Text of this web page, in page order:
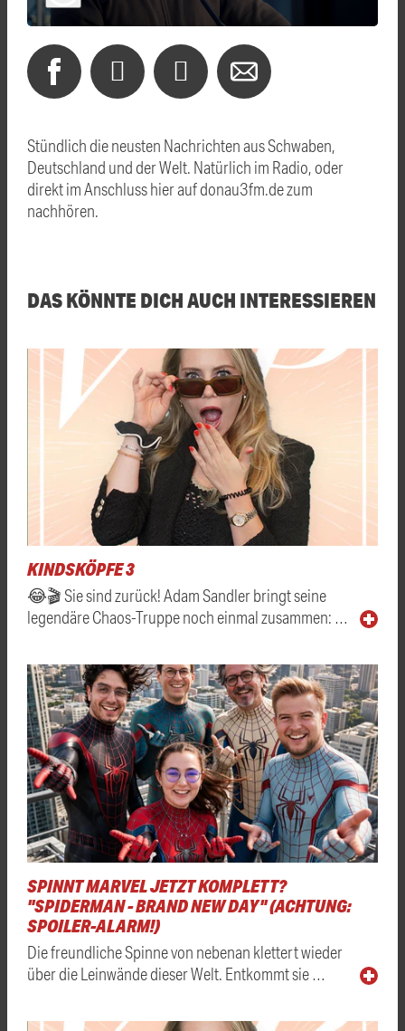
Stündlich die neusten Nachrichten aus Schwaben,
Deutschland und der Welt. Natürlich im Radio, oder
direkt im Anschluss hier auf donau3fm.de zum
nachhören.
DAS KÖNNTE DICH AUCH INTERESSIEREN
KINDSKÖPFE 3
😂🎬 Sie sind zurück! Adam Sandler bringt seine
legendäre Chaos-Truppe noch einmal zusammen: …
SPINNT MARVEL JETZT KOMPLETT?
"SPIDERMAN - BRAND NEW DAY" (ACHTUNG:
SPOILER-ALARM!)
Die freundliche Spinne von nebenan klettert wieder
über die Leinwände dieser Welt. Entkommt sie …